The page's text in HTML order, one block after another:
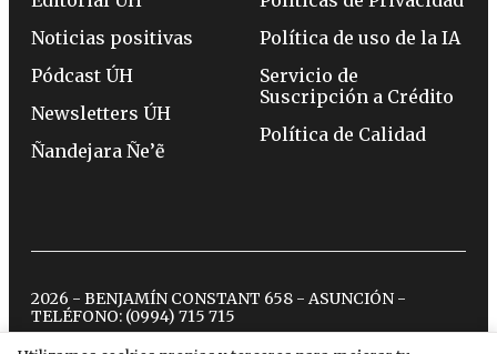
Noticias positivas
Pódcast ÚH
Newsletters ÚH
Ñandejara Ñe’ẽ
Política de uso de la IA
Servicio de
Suscripción a Crédito
Política de Calidad
2026 - BENJAMÍN CONSTANT 658 - ASUNCIÓN -
TELÉFONO: (0994) 715 715